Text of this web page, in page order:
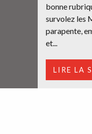
bonne
survolez les
parapente,
et...
LIRE LA